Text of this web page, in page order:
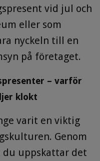
vid jul och
eller som
nyckeln till en
på företaget.
– varför
klokt
varit en viktig
Genom
du uppskattar det